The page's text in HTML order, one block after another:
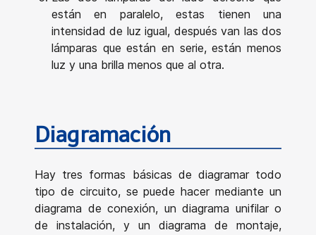
están en paralelo, estas tienen una
intensidad de luz igual, después van las dos
lámparas que están en serie, están menos
luz y una brilla menos que al otra.
Diagramación
Hay tres formas básicas de diagramar todo
tipo de circuito, se puede hacer mediante un
diagrama de conexión, un diagrama unifilar o
de instalación, y un diagrama de montaje,